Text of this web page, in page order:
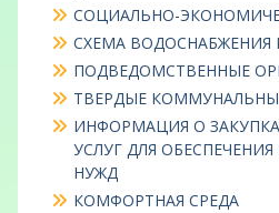
СОЦИАЛЬНО-
СХЕМА ВОДОСНАБЖЕНИЯ
ПОДВЕДОМСТВЕННЫЕ
ТВЕРДЫЕ
ИНФОРМАЦИЯ О
УСЛУГ ДЛЯ
НУЖД
КОМФОРТНАЯ СРЕДА